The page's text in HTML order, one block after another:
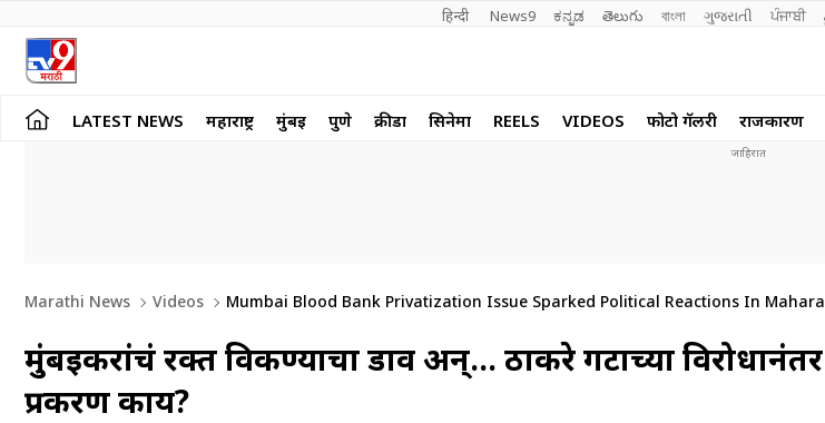
हिन्दी News9 ಕನ್ನಡ తెలుగు বাংলা ગુજરાતી ਪੰਜਾਬੀ
LATEST NEWS महाराष्ट्र मुंबई पुणे क्रीडा सिनेमा REELS VIDEOS फोटो गॅलरी राजकारण
Marathi News Videos Mumbai Blood Bank Privatization Issue Sparked Political Reactions In
मुंबईकरांचं रक्त विकण्याचा डाव अन्… ठाकरे गटाच्या
प्रकरण काय?